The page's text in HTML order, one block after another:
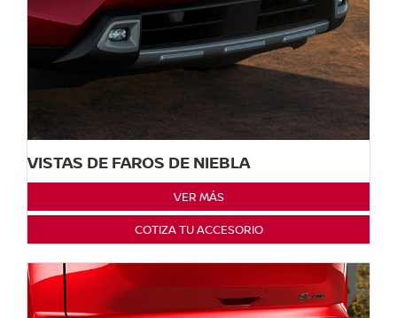
VISTAS DE FAROS DE NIEBLA
VER MÁS
COTIZA TU ACCESORIO